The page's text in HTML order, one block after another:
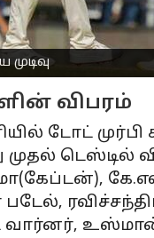
விபரம்
டோட்
டெஸ்டில்
வார்னர்,